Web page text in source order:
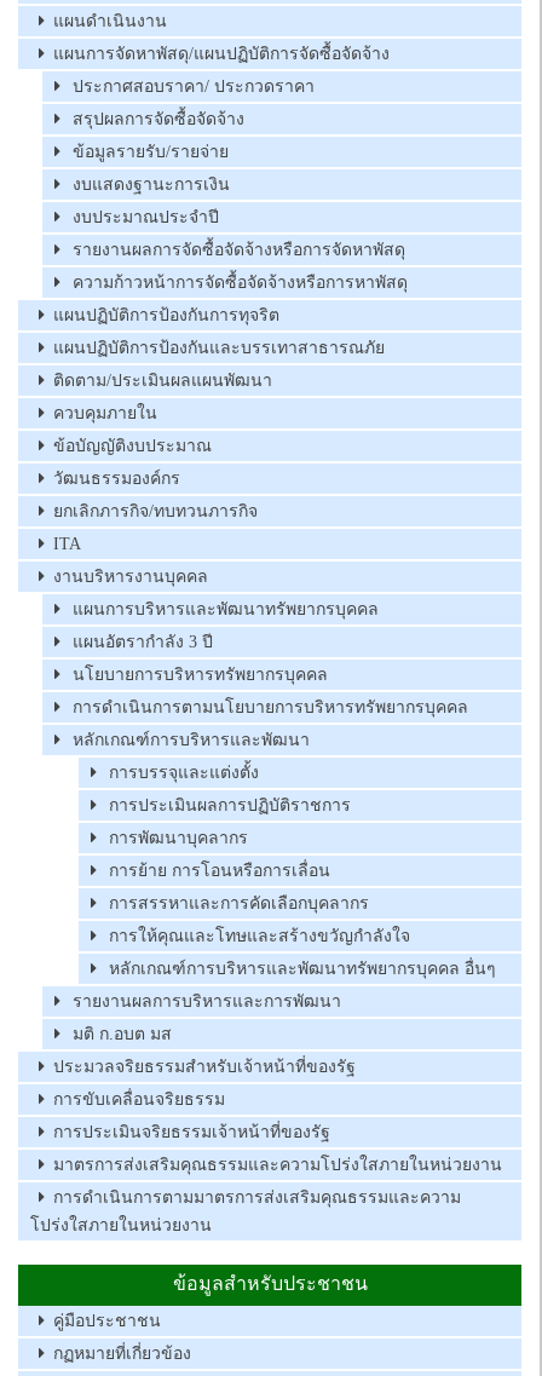
แผนดำเนินงาน
แผนการจัดหาพัสดุ/แผนปฏิบัติการจัดซื้อจัดจ้าง
ประกาศสอบราคา/ ประกวดราคา
สรุปผลการจัดซื้อจัดจ้าง
ข้อมูลรายรับ/รายจ่าย
งบแสดงฐานะการเงิน
งบประมาณประจำปี
รายงานผลการจัดซื้อจัดจ้างหรือการจัดหาพัสดุ
ความก้าวหน้าการจัดซื้อจัดจ้างหรือการหาพัสดุ
แผนปฏิบัติการป้องกันการทุจริต
แผนปฏิบัติการป้องกันและบรรเทาสาธารณภัย
ติดตาม/ประเมินผลแผนพัฒนา
ควบคุมภายใน
ข้อบัญญัติงบประมาณ
วัฒนธรรมองค์กร
ยกเลิกภารกิจ/ทบทวนภารกิจ
ITA
งานบริหารงานบุคคล
แผนการบริหารและพัฒนาทรัพยากรบุคคล
แผนอัตรากำลัง 3 ปี
นโยบายการบริหารทรัพยากรบุคคล
การดำเนินการตามนโยบายการบริหารทรัพยากรบุคคล
หลักเกณฑ์การบริหารและพัฒนา
การบรรจุและแต่งตั้ง
การประเมินผลการปฏิบัติราชการ
การพัฒนาบุคลากร
การย้าย การโอนหรือการเลื่อน
การสรรหาและการคัดเลือกบุคลากร
การให้คุณและโทษและสร้างขวัญกำลังใจ
หลักเกณฑ์การบริหารและพัฒนาทรัพยากรบุคคล อื่นๆ
รายงานผลการบริหารและการพัฒนา
มติ ก.อบต มส
ประมวลจริยธรรมสำหรับเจ้าหน้าที่ของรัฐ
การขับเคลื่อนจริยธรรม
การประเมินจริยธรรมเจ้าหน้าที่ของรัฐ
มาตรการส่งเสริมคุณธรรมและความโปร่งใสภายในหน่วยงาน
การดำเนินการตามมาตรการส่งเสริมคุณธรรมและความ
โปร่งใสภายในหน่วยงาน
ข้อมูลสำหรับประชาชน
คู่มือประชาชน
กฏหมายที่เกี่ยวข้อง